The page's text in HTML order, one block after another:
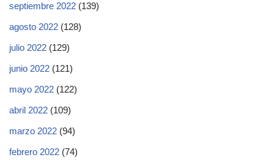
septiembre 2022 (139)
agosto 2022 (128)
julio 2022 (129)
junio 2022 (121)
mayo 2022 (122)
abril 2022 (109)
marzo 2022 (94)
febrero 2022 (74)